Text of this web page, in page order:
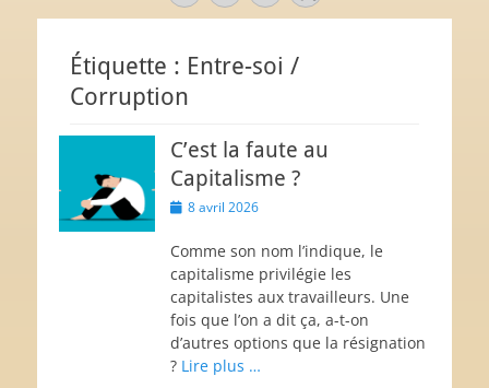
mail
Étiquette : Entre-soi /
Corruption
C’est la faute au
Capitalisme ?
Posted
8 avril 2026
Comme son nom l’indique, le
capitalisme privilégie les
capitalistes aux travailleurs. Une
fois que l’on a dit ça, a-t-on
d’autres options que la résignation
? Lire plus …